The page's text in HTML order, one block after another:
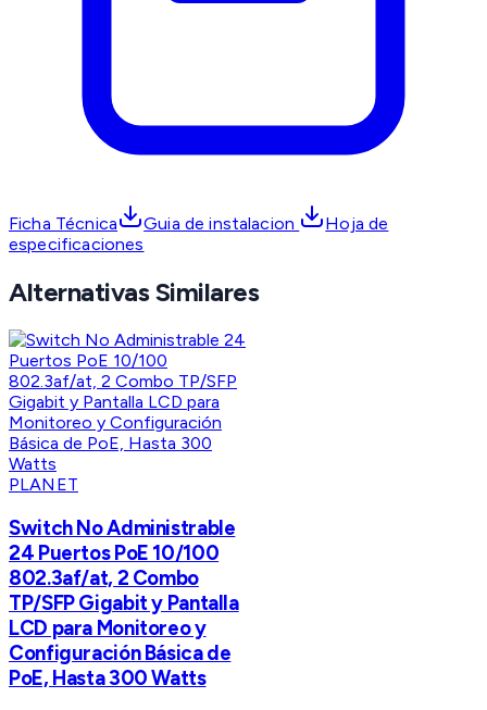
Ficha Técnica Guia de instalacion
Hoja de
especificaciones
Alternativas Similares
PLANET
Switch No Administrable
24 Puertos PoE 10/100
802.3af/at, 2 Combo
TP/SFP Gigabit y Pantalla
LCD para Monitoreo y
Configuración Básica de
PoE, Hasta 300 Watts